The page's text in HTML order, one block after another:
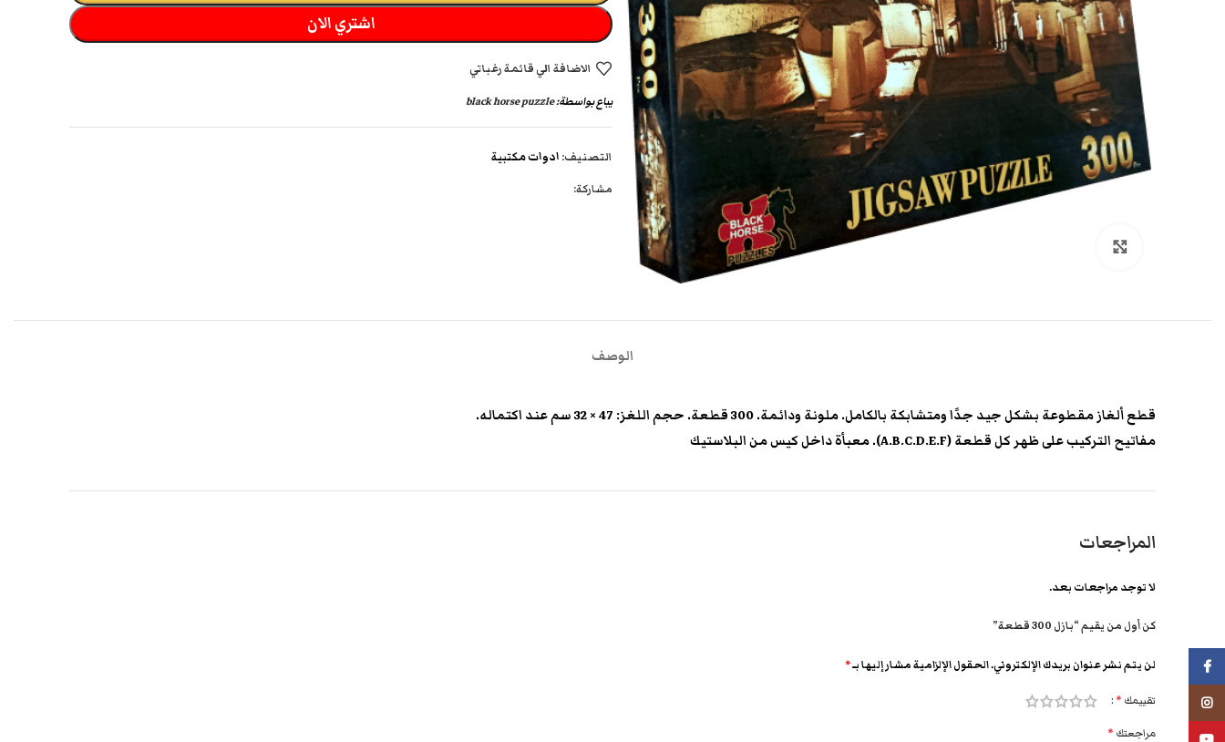
اشتري الان
الاضافة الي قائمة رغباتي
يباع بواسطة:black horse puzzle
التصنيف: ادوات مكتبية
مشاركة:
الوصف
قطع ألغاز مقطوعة بشكل جيد جدًا ومتشابكة بالكامل. ملونة ودائمة. 300 قطعة. حجم اللغز: 47 × 32 سم عند اكتماله.
مفاتيح التركيب على ظهر كل قطعة (A.B.C.D.E.F). معبأة داخل كيس من البلاستيك
المراجعات
لا توجد مراجعات بعد.
كن أول من يقيم “بازل 300 قطعة”
لن يتم نشر عنوان بريدك الإلكتروني.الحقول الإلزامية مشار إليها بـ*
تقييمك *
مراجعتك *
فيسبوك
انستجرام
يوتيوب